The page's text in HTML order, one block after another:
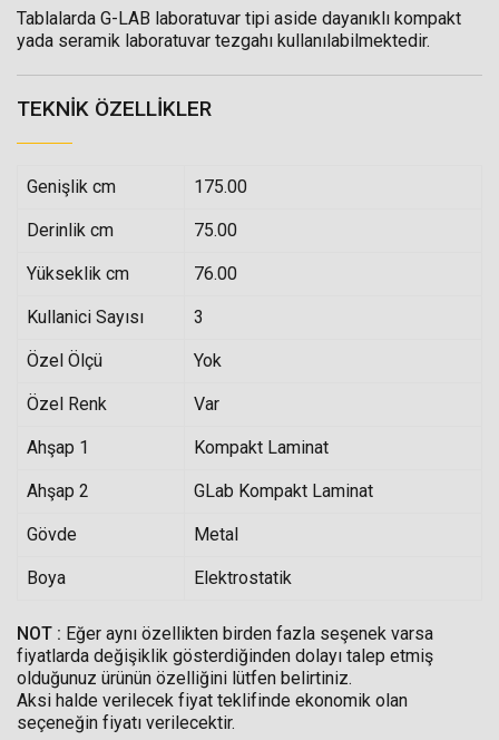
Tablalarda G-LAB laboratuvar tipi aside dayanıklı kompakt
yada seramik laboratuvar tezgahı kullanılabilmektedir.
TEKNIK ÖZELLIKLER
Genişlik cm 175.00
Derinlik cm 75.00
Yükseklik cm 76.00
Kullanici Sayısı 3
Özel Ölçü Yok
Özel Renk Var
Ahşap 1 Kompakt Laminat
Ahşap 2 GLab Kompakt Laminat
Gövde Metal
Boya Elektrostatik
NOT : Eğer aynı özellikten birden fazla seşenek varsa
fiyatlarda değişiklik gösterdiğinden dolayı talep etmiş
olduğunuz ürünün özelliğini lütfen belirtiniz.
Aksi halde verilecek fiyat teklifinde ekonomik olan
seçeneğin fiyatı verilecektir.